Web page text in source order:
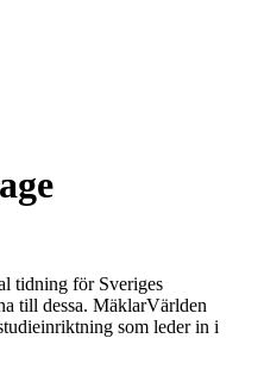
tidning för Sveriges
till dessa. MäklarVärlden
som leder in i